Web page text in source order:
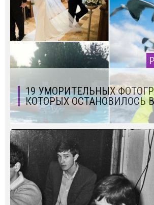
19 УМОРИТЕЛЬНЫХ
КОТОРЫХ ОСТАНОВИЛОСЬ